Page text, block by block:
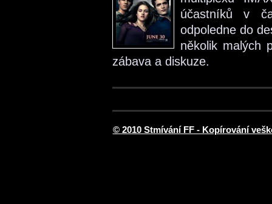
účastníků v
odpoledne do
několik malých
zábava a diskuze.
© 2010 Stmívání FF - Kopírování